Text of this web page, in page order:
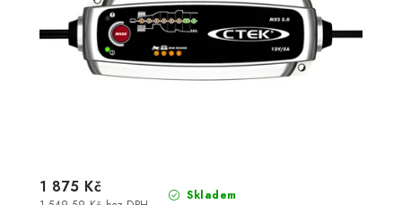
Skladem
1 875 Kč